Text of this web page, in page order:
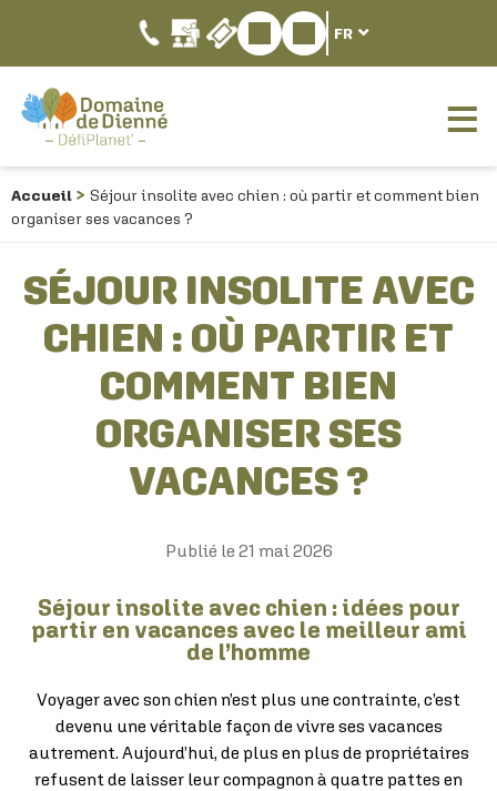
FR
Accueil
Séjour insolite avec chien : où partir et comment bien
organiser ses vacances ?
SÉJOUR INSOLITE AVEC
CHIEN : OÙ PARTIR ET
COMMENT BIEN
ORGANISER SES
VACANCES ?
Publié le 21 mai 2026
Séjour insolite avec chien : idées pour
partir en vacances avec le meilleur ami
de l’homme
Voyager avec son chien n’est plus une contrainte, c’est
devenu une véritable façon de vivre ses vacances
autrement. Aujourd’hui, de plus en plus de propriétaires
refusent de laisser leur compagnon à quatre pattes en